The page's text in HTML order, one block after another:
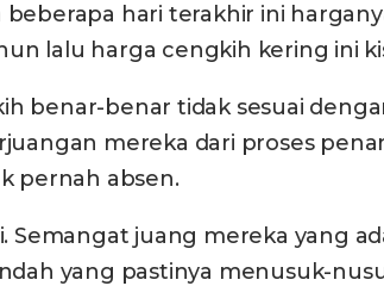
hari terakhir ini
lalu harga cengkih kering ini
benar-benar tidak sesuai
mereka dari proses
pernah absen.
Semangat juang mereka yang
yang pastinya menusuk-